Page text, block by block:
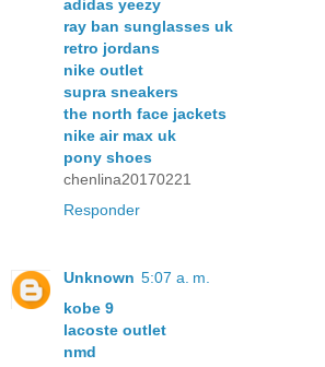
adidas yeezy
ray ban sunglasses uk
retro jordans
nike outlet
supra sneakers
the north face jackets
nike air max uk
pony shoes
chenlina20170221
Responder
Unknown 5:07 a. m.
kobe 9
lacoste outlet
nmd